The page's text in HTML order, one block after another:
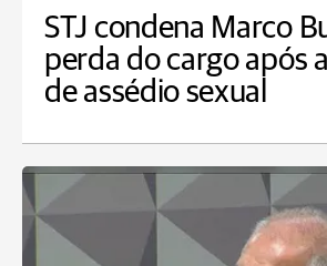
STJ condena Marco
perda do cargo após
de assédio sexual